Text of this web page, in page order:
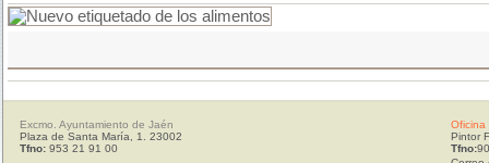
Excmo. Ayuntamiento de Jaén
Plaza de Santa María, 1. 23002
Tfno: 953 21 91 00
Oficina
Pintor
Tfno: